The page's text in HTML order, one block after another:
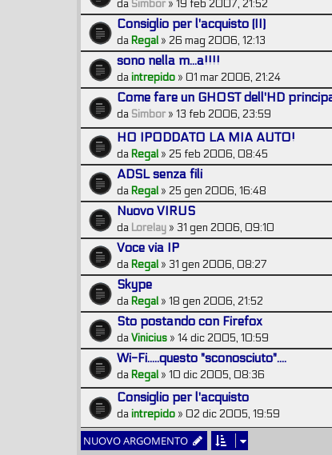
da Simbor» 19 feb 2007, 21:52
Consiglio per l'acquisto (II)
daRegal » 26 mag 2006, 12:13
sono nella m...a!!!!
daintrepido » 01 mar 2006, 21:24
Come fare un GHOST dell'HD
da Simbor» 13 feb 2006, 23:59
HO IPODDATO LA MIA AUTO!
da Regal » 25 feb 2006, 08:45
ADSL senza fili
da Regal » 25 gen 2006, 16:48
Nuovo VIRUS
da Lorelay » 31 gen 2006, 09:10
Voce via IP
da Regal » 31 gen 2006, 08:27
Skype
da Regal » 18 gen 2006, 21:52
Sto postando con Firefox
daVinicius » 14 dic 2005, 10:59
Wi-Fi.....questo "sconosciuto"....
da Regal » 10 dic 2005, 08:36
Consiglio per l'acquisto
daintrepido » 02 dic 2005, 19:59
NUOVO ARGOMENTO